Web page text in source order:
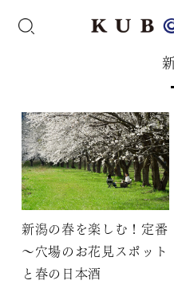
新潟の春を楽しむ！定番
～穴場のお花見スポット
と春の日本酒